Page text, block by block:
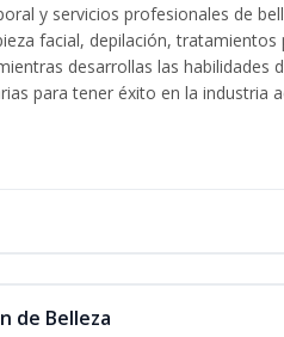
y servicios profesionales de
facial, depilación, tratamientos
desarrollas las habilidades
para tener éxito en la industria
de Belleza